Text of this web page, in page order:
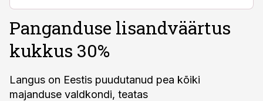
Panganduse lisandväärtus
kukkus 30%
Langus on Eestis puudutanud pea kõiki
majanduse valdkondi, teatas